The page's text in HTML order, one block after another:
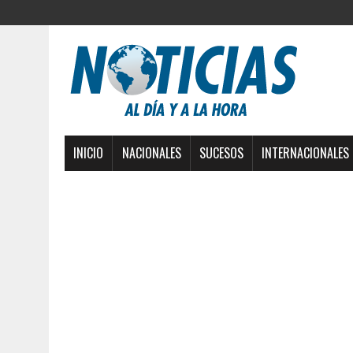
INICIO NACIONALES SUCESOS INTERNACIONALES